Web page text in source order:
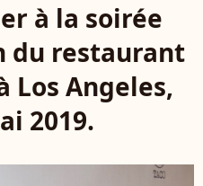
à la soirée
du restaurant
Los Angeles,
2019.